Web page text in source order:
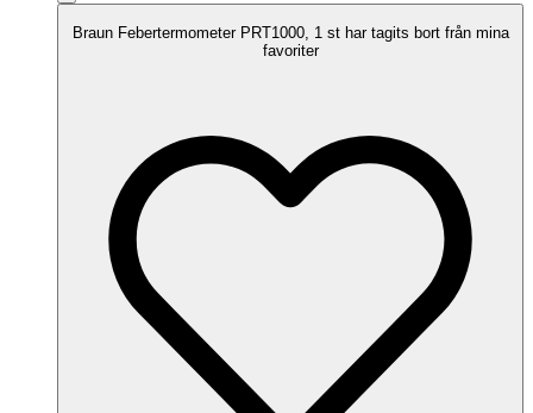
Braun Febertermometer PRT1000, 1 st har tagits bort från mina
favoriter